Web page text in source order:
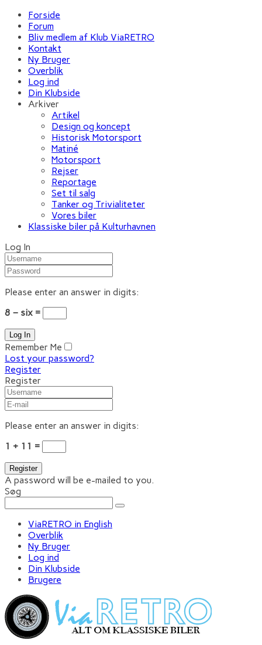
Forside
Forum
Bliv medlem af Klub ViaRETRO
Kontakt
Ny Bruger
Overblik
Log ind
Din Klubside
Arkiver
Artikel
Design og koncept
Historisk Motorsport
Matiné
Motorsport
Rejser
Reportage
Set til salg
Tanker og Trivialiteter
Vores biler
Klassiske biler på Kulturhavnen
Log In
Please enter an answer in digits:
8 − six =
Remember Me
Lost your password?
Register
Register
Please enter an answer in digits:
1 + 11 =
A password will be e-mailed to you.
Søg
ViaRETRO in English
Overblik
Ny Bruger
Log ind
Din Klubside
Brugere